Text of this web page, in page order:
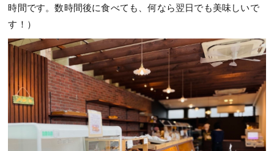
時間です。数時間後に食べても、何なら翌日でも美味しいで
す！）